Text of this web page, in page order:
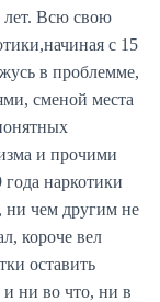
а
ю
лет. Всю свою
с 15
в проблемме,
сменой места
и прочими
наркотики
ни чем другим не
короче вел
оставить
и ни во что, ни в